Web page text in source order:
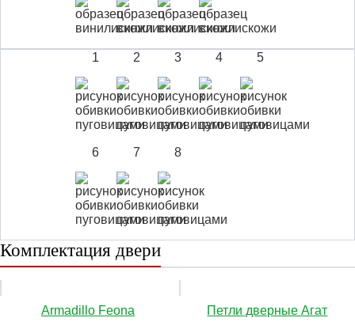
1 2 3 4 5
6 7 8
Комплектация двери
Аrmadillo Feona Петли дверные Агат